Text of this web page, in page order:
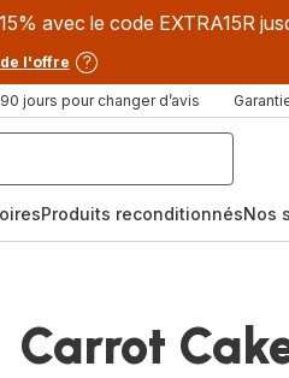
avec le code EXTRA15R
l'offre
90 jours pour changer d’avis
Produits reconditionnésNos
Carrot